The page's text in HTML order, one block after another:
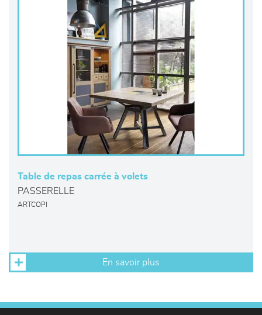
Table de repas carrée à volets
PASSERELLE
ARTCOPI
En savoir plus